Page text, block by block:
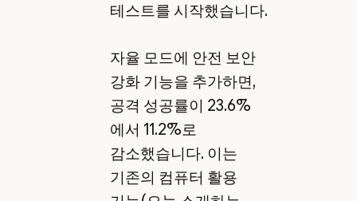
테스트를 시작했습니다.
자율 모드에 안전 보안
강화 기능을 추가하면,
공격 성공률이 23.6%
에서 11.2%로
감소했습니다. 이는
기존의 컴퓨터 활용